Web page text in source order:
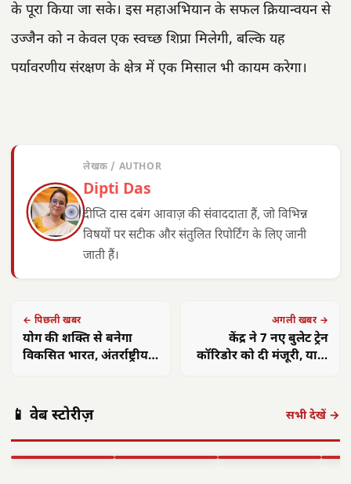
के पूरा किया जा सके। इस महाअभियान के सफल क्रियान्वयन से
उज्जैन को न केवल एक स्वच्छ शिप्रा मिलेगी, बल्कि यह
पर्यावरणीय संरक्षण के क्षेत्र में एक मिसाल भी कायम करेगा।
लेखक / AUTHOR
Dipti Das
दीप्ति दास दबंग आवाज़ की संवाददाता हैं, जो विभिन्न
विषयों पर सटीक और संतुलित रिपोर्टिंग के लिए जानी
जाती हैं।
← पिछली खबर
योग की शक्ति से बनेगा
विकसित भारत, अंतर्राष्ट्रीय
अगली खबर →
केंद्र ने 7 नए बुलेट ट्रेन
कॉरिडोर को दी मंजूरी, यात्रा
📱 वेब स्टोरीज़ सभी देखें →
अगस्त को अलवर
की…
वेशभूषा में…
यादव का सम्मान:
रजत पदक…